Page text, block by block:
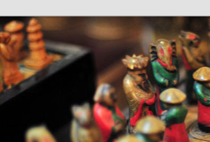
ข้าเครื่องพ่นหมอกควัน Best
One และ อะไหล่
เครื่องพ่นหมอกควัน คุณภาพดี บริการด้วยความจริงใจ